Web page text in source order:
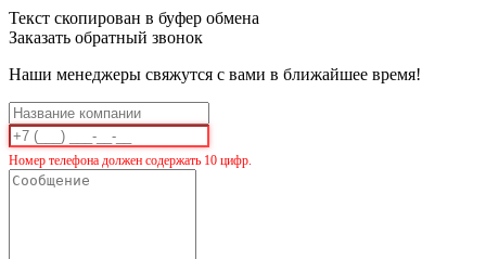
Текст скопирован в буфер обмена
Заказать обратный звонок
Наши менеджеры свяжутся с вами в ближайшее время!
Номер телефона должен содержать 10 цифр.